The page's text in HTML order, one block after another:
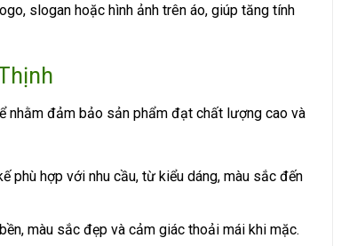
slogan hoặc hình ảnh trên áo, giúp tăng tính
nhằm đảm bảo sản phẩm đạt chất lượng cao và
phù hợp với nhu cầu, từ kiểu dáng, màu sắc đến
màu sắc đẹp và cảm giác thoải mái khi mặc.